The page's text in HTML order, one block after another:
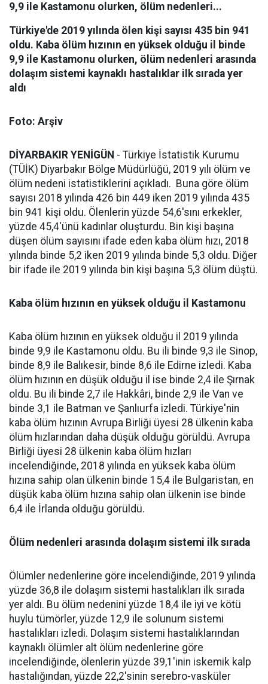
9,9 ile Kastamonu olurken, ölüm nedenleri...
Türkiye'de 2019 yılında ölen kişi sayısı 435 bin 941
oldu. Kaba ölüm hızının en yüksek olduğu il binde
9,9 ile Kastamonu olurken, ölüm nedenleri arasında
dolaşım sistemi kaynaklı hastalıklar ilk sırada yer
aldı
Foto: Arşiv
DİYARBAKIR YENİGÜN - Türkiye İstatistik Kurumu
(TÜİK) Diyarbakır Bölge Müdürlüğü, 2019 yılı ölüm ve
ölüm nedeni istatistiklerini açıkladı. Buna göre ölüm
sayısı 2018 yılında 426 bin 449 iken 2019 yılında 435
bin 941 kişi oldu. Ölenlerin yüzde 54,6'sını erkekler,
yüzde 45,4'ünü kadınlar oluşturdu. Bin kişi başına
düşen ölüm sayısını ifade eden kaba ölüm hızı, 2018
yılında binde 5,2 iken 2019 yılında binde 5,3 oldu. Diğer
bir ifade ile 2019 yılında bin kişi başına 5,3 ölüm düştü.
Kaba ölüm hızının en yüksek olduğu il Kastamonu
Kaba ölüm hızının en yüksek olduğu il 2019 yılında
binde 9,9 ile Kastamonu oldu. Bu ili binde 9,3 ile Sinop,
binde 8,9 ile Balıkesir, binde 8,6 ile Edirne izledi. Kaba
ölüm hızının en düşük olduğu il ise binde 2,4 ile Şırnak
oldu. Bu ili binde 2,7 ile Hakkâri, binde 2,9 ile Van ve
binde 3,1 ile Batman ve Şanlıurfa izledi. Türkiye'nin
kaba ölüm hızının Avrupa Birliği üyesi 28 ülkenin kaba
ölüm hızlarından daha düşük olduğu görüldü. Avrupa
Birliği üyesi 28 ülkenin kaba ölüm hızları
incelendiğinde, 2018 yılında en yüksek kaba ölüm
hızına sahip olan ülkenin binde 15,4 ile Bulgaristan, en
düşük kaba ölüm hızına sahip olan ülkenin ise binde
6,4 ile İrlanda olduğu görüldü.
Ölüm nedenleri arasında dolaşım sistemi ilk sırada
Ölümler nedenlerine göre incelendiğinde, 2019 yılında
yüzde 36,8 ile dolaşım sistemi hastalıkları ilk sırada
yer aldı. Bu ölüm nedenini yüzde 18,4 ile iyi ve kötü
huylu tümörler, yüzde 12,9 ile solunum sistemi
hastalıkları izledi. Dolaşım sistemi hastalıklarından
kaynaklı ölümler alt ölüm nedenlerine göre
incelendiğinde, ölenlerin yüzde 39,1'inin iskemik kalp
hastalığından, yüzde 22,2'sinin serebro-vasküler